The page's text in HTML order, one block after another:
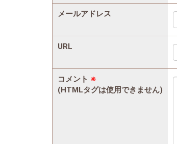
メールアドレス
URL
コメント ※
(HTMLタグは使用できません)